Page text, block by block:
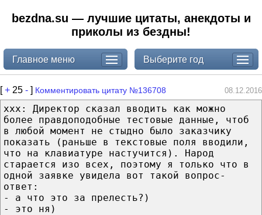
bezdna.su — лучшие цитаты, анекдоты и
приколы из бездны!
Главное меню Выберите год
[+ 25 - ] Комментировать цитату №136708 08.12.2016
ххх: Директор сказал вводить как можно
более правдоподобные тестовые данные, чтоб
в любой момент не стыдно было заказчику
показать (раньше в текстовые поля вводили,
что на клавиатуре настучится). Народ
старается изо всех, поэтому я только что в
одной заявке увидела вот такой вопрос-
ответ:
- а что это за прелесть?)
- это ня)